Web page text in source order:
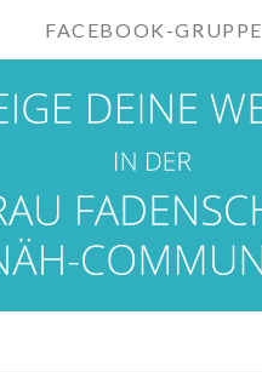
FACEBOOK-GRUPPE